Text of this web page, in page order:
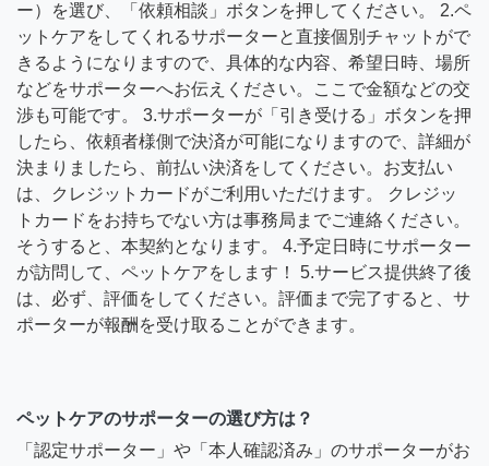
ー）を選び、「依頼相談」ボタンを押してください。 2.ペ
ットケアをしてくれるサポーターと直接個別チャットがで
きるようになりますので、具体的な内容、希望日時、場所
などをサポーターへお伝えください。ここで金額などの交
渉も可能です。 3.サポーターが「引き受ける」ボタンを押
したら、依頼者様側で決済が可能になりますので、詳細が
決まりましたら、前払い決済をしてください。お支払い
は、クレジットカードがご利用いただけます。 クレジッ
トカードをお持ちでない方は事務局までご連絡ください。
そうすると、本契約となります。 4.予定日時にサポーター
が訪問して、ペットケアをします！ 5.サービス提供終了後
は、必ず、評価をしてください。評価まで完了すると、サ
ポーターが報酬を受け取ることができます。
ペットケアのサポーターの選び方は？
「認定サポーター」や「本人確認済み」のサポーターがお